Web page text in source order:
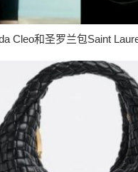
Cleo和圣罗兰包Saint